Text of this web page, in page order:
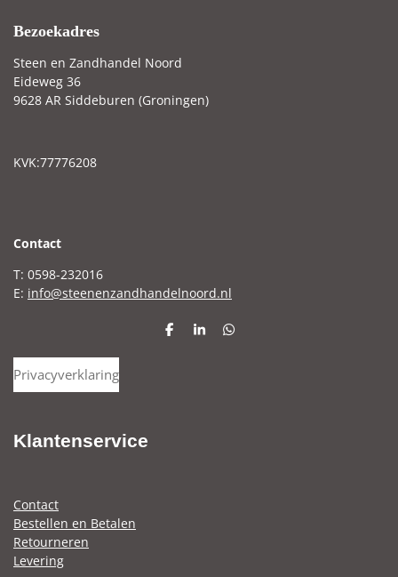
Bezoekadres
Steen en Zandhandel Noord
Eideweg 36
9628 AR Siddeburen (Groningen)
KVK:77776208
Contact
T: 0598-232016
E: info@steenenzandhandelnoord.nl
D
S
D
Privacyverklaring
Klantenservice
Contact
Bestellen en Betalen
Retourneren
Levering